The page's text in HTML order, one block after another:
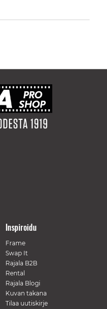
Inspiroidu
Frame
Swap It
Rajala B2B
Rental
Rajala Blogi
Kuvan takana
Tilaa uutiskirje